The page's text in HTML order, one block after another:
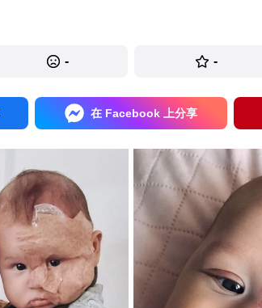
- -
在 Facebook 上分享